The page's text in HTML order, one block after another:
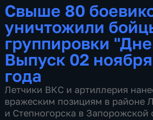
Свыше 80
уничтожили
группировки
Выпуск 02
года
Летчики ВКС и артиллерия
вражеским позициям в районе
и Степногорска в Запорожской